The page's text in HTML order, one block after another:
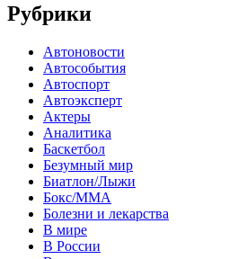
Рубрики
Автоновости
Автособытия
Автоспорт
Автоэксперт
Актеры
Аналитика
Баскетбол
Безумный мир
Биатлон/Лыжи
Бокс/MMA
Болезни и лекарства
В мире
В России